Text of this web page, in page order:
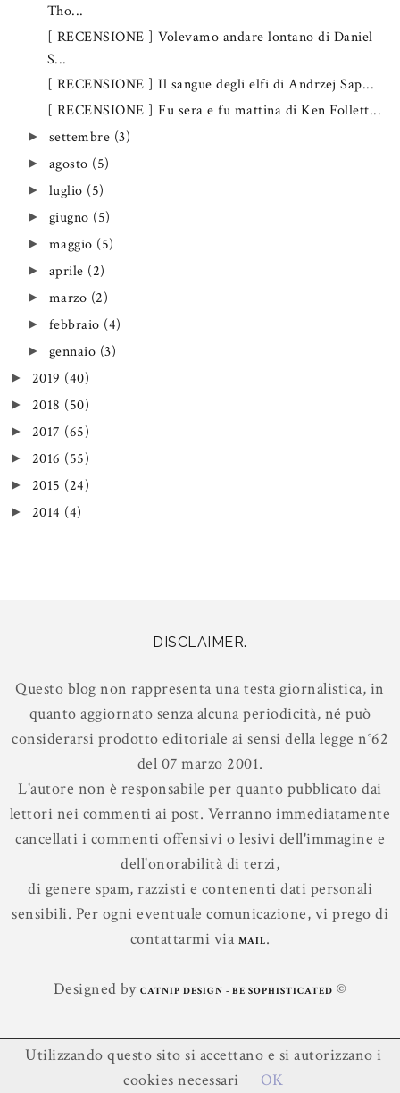
Tho...
[ RECENSIONE ] Volevamo andare lontano di Daniel
S...
[ RECENSIONE ] Il sangue degli elfi di Andrzej Sap...
[ RECENSIONE ] Fu sera e fu mattina di Ken Follett...
► settembre (3)
► agosto (5)
► luglio (5)
► giugno (5)
► maggio (5)
► aprile (2)
► marzo (2)
► febbraio (4)
► gennaio (3)
► 2019 (40)
► 2018 (50)
► 2017 (65)
► 2016 (55)
► 2015 (24)
► 2014 (4)
DISCLAIMER.
Questo blog non rappresenta una testa giornalistica, in
quanto aggiornato senza alcuna periodicità, né può
considerarsi prodotto editoriale ai sensi della legge n°62
del 07 marzo 2001.
L'autore non è responsabile per quanto pubblicato dai
lettori nei commenti ai post. Verranno immediatamente
cancellati i commenti offensivi o lesivi dell'immagine e
dell'onorabilità di terzi,
di genere spam, razzisti e contenenti dati personali
sensibili. Per ogni eventuale comunicazione, vi prego di
contattarmi via MAIL.
Designed by CATNIP DESIGN - BE SOPHISTICATED ©
Contenuti © Leggere In Silenzio.
Utilizzando questo sito si accettano e si autorizzano i
cookies necessari
OK